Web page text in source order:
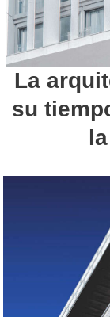
La
su